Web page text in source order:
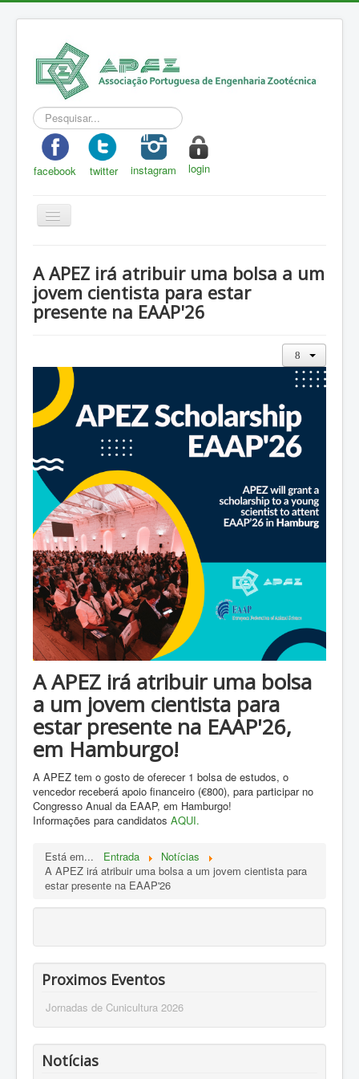
Pesquisar...
facebook twitter instagram login
Toggle
Navigation
A Zootecnia
Notícias
ZOOTEC
RPZ
Loja
Sócios
A APEZ irá atribuir uma bolsa a um
jovem cientista para estar
presente na EAAP'26
A APEZ irá atribuir uma bolsa
a um jovem cientista para
estar presente na EAAP'26,
em Hamburgo!
A APEZ tem o gosto de oferecer 1 bolsa de estudos, o
vencedor receberá apoio financeiro (€800), para participar no
Congresso Anual da EAAP, em Hamburgo!
Informações para candidatos AQUI.
Está em... Entrada
Notícias
A APEZ irá atribuir uma bolsa a um jovem cientista para
estar presente na EAAP'26
Proximos Eventos
Jornadas de Cunicultura 2026
Notícias